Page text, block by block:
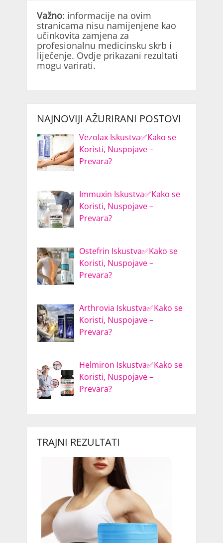
Važno: informacije na ovim
stranicama nisu namijenjene kao
učinkovita zamjena za
profesionalnu medicinsku skrb i
liječenje. Ovdje prikazani rezultati
mogu varirati.
NAJNOVIJI AŽURIRANI POSTOVI
Vezolax Iskustva✅Kako se
Koristi, Nuspojave –
Prevara?
Immuxin Iskustva✅Kako se
Koristi, Nuspojave –
Prevara?
Ostefrin Iskustva✅Kako se
Koristi, Nuspojave –
Prevara?
Arthrovia Iskustva✅Kako se
Koristi, Nuspojave –
Prevara?
Helmiron Iskustva✅Kako se
Koristi, Nuspojave –
Prevara?
TRAJNI REZULTATI